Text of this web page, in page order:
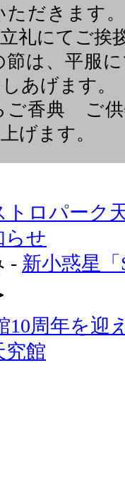
だきます
礼にてご挨
節は、平服
あげます。
ご香典 ご
げます。
トロパーク
らせ
- 新小惑星「
10周年を迎
究館